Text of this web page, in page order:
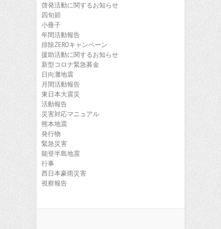
啓発活動に関するお知らせ
四旬節
小冊子
年間活動報告
排除ZEROキャンペーン
援助活動に関するお知らせ
新型コロナ緊急募金
日向灘地震
月間活動報告
東日本大震災
活動報告
災害対応マニュアル
熊本地震
発行物
緊急災害
能登半島地震
行事
西日本豪雨災害
視察報告